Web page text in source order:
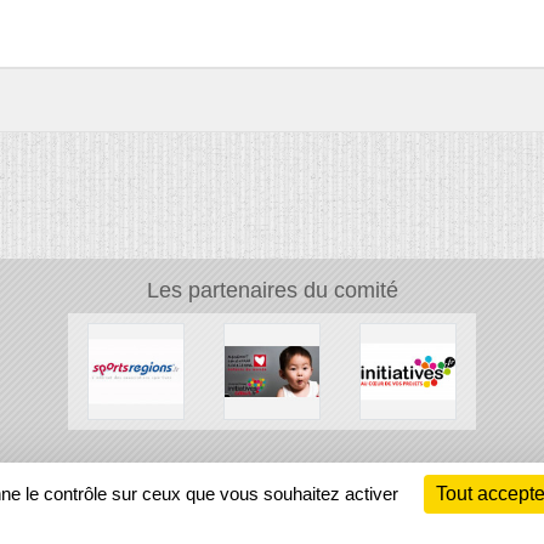
Les partenaires du comité
le contrôle sur ceux que vous souhaitez activer Tout